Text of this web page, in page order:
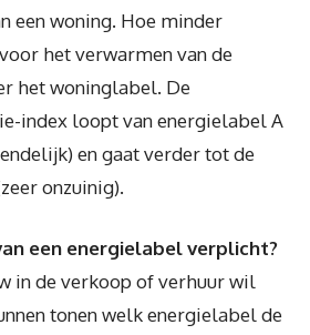
een woning. Hoe minder
het verwarmen van de
het woninglabel. De
index loopt van energielabel A
en gaat verder tot de
onzuinig).
een energielabel verplicht?
in de verkoop of verhuur wil
tonen welk energielabel de